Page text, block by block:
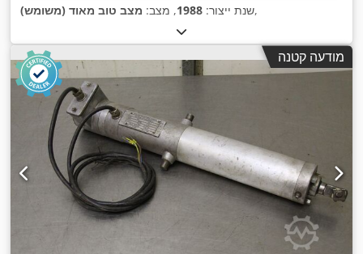
שנת ייצור: 1988, מצב: מצב טוב מאוד (משומש) ,
מודעה קטנה